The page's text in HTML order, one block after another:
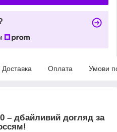
Доставка Оплата Умови
– дбайливий догляд за